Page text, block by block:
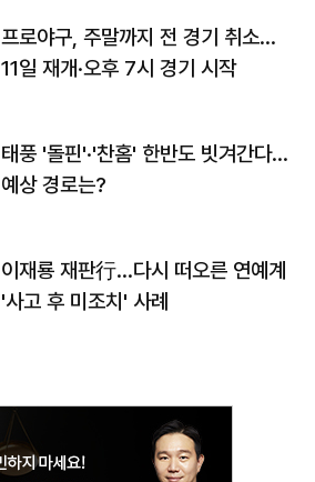
프로야구, 주말까지 전 경기 취소…
11일 재개·오후 7시 경기 시작
태풍 '돌핀'·'찬홈' 한반도 빗겨간다…
예상 경로는?
이재룡 재판行…다시 떠오른 연예계
'사고 후 미조치' 사례